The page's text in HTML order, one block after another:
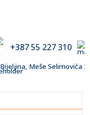
+387 55 227 310
Bijeljina, Meše Selimovića